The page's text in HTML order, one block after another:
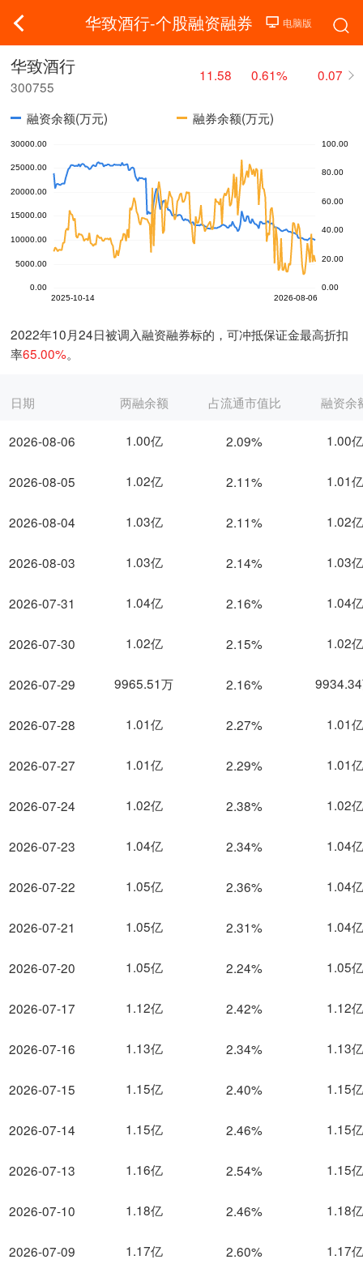
华致酒行-个股融资融券
华致酒行
300755
11.58 0.61% 0.07
融资余额(万元) 融券余额(万元)
2022年10月24日被调入融资融券标的，可冲抵保证金最高折扣
率65.00%。
日期
2026-08-06
2026-08-05
2026-08-04
2026-08-03
2026-07-31
2026-07-30
2026-07-29
2026-07-28
2026-07-27
2026-07-24
2026-07-23
2026-07-22
2026-07-21
2026-07-20
2026-07-17
2026-07-16
2026-07-15
2026-07-14
2026-07-13
2026-07-10
2026-07-09
两融余额 占流通市值比 融资余
1.00亿 2.09% 1.00亿
1.02亿 2.11% 1.01亿
1.03亿 2.11% 1.02亿
1.03亿 2.14% 1.03亿
1.04亿 2.16% 1.04亿
1.02亿 2.15% 1.02亿
9965.51万 2.16%
1.01亿 2.27% 1.01亿
1.01亿 2.29% 1.01亿
1.02亿 2.38% 1.02亿
1.04亿 2.34% 1.04亿
1.05亿 2.36% 1.04亿
1.05亿 2.31% 1.04亿
1.05亿 2.24% 1.05亿
1.12亿 2.42% 1.12亿
1.13亿 2.34% 1.13亿
1.15亿 2.40% 1.15亿
1.15亿 2.46% 1.15亿
1.16亿 2.54% 1.15亿
1.18亿 2.46% 1.18亿
1.17亿 2.60% 1.17亿